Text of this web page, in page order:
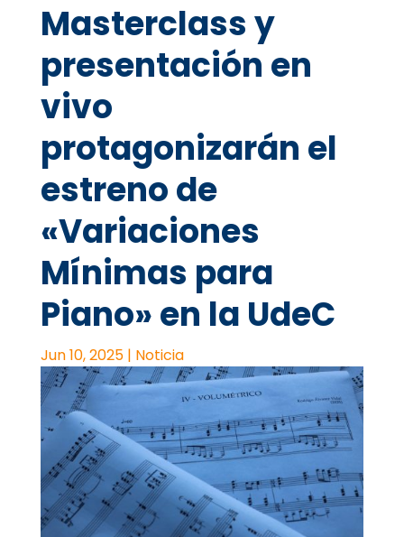
Masterclass y
presentación en
vivo
protagonizarán el
estreno de
«Variaciones
Mínimas para
Piano» en la UdeC
Jun 10, 2025| Noticia